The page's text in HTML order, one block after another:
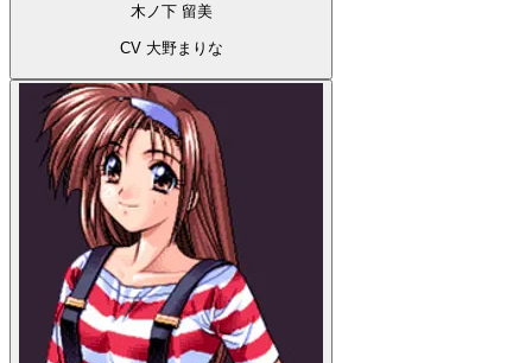
木ノ下 留美
CV 大野まりな